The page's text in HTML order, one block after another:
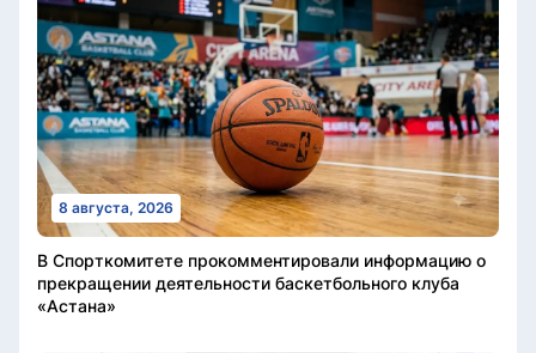
8 августа, 2026
В Спорткомитете прокомментировали информацию о
прекращении деятельности баскетбольного клуба
«Астана»